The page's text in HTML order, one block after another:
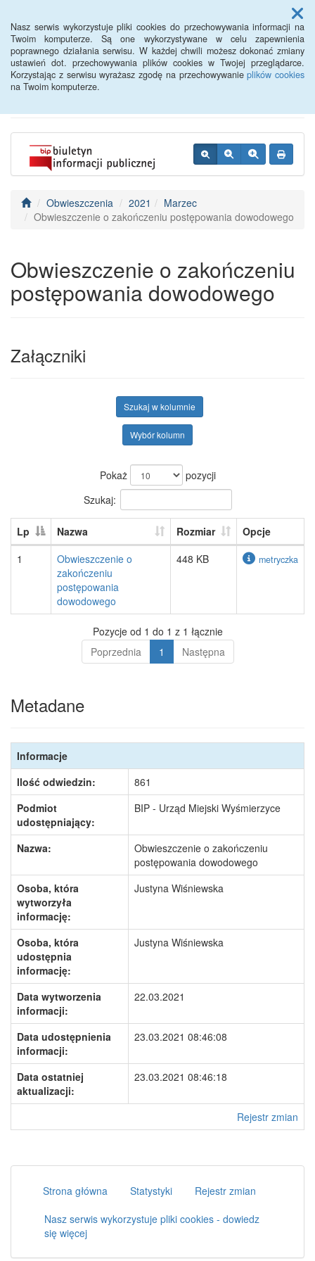
Nasz serwis wykorzystuje pliki cookies do przechowywania informacji na
Twoim komputerze. Są one wykorzystywane w celu zapewnienia
poprawnego działania serwisu. W każdej chwili możesz dokonać zmiany
ustawień dot. przechowywania plików cookies w Twojej przeglądarce.
Korzystając z serwisu wyrażasz zgodę na przechowywanieplików cookies
na Twoim komputerze.
Menu
BIP - Urząd Miejski
Wyśmierzyce
Obwieszczenia 2021
Marzec
Obwieszczenie o zakończeniu postępowania dowodowego
Obwieszczenie o zakończeniu
postępowania dowodowego
Załączniki
Szukaj w kolumnie
Wybór kolumn
Pokaż
pozycji
Szukaj:
Lp Nazwa Rozmiar
Opcje
1
Obwieszczenie o
zakończeniu
postępowania
dowodowego
448 KB metryczka
Pozycje od 1 do 1 z 1 łącznie
Poprzednia
1 Następna
Metadane
Informacje
Ilość odwiedzin:
861
Podmiot
udostępniający:
BIP - Urząd Miejski Wyśmierzyce
Nazwa:
Obwieszczenie o zakończeniu
postępowania dowodowego
Osoba, która
wytworzyła
informację:
Justyna Wiśniewska
Osoba, która
udostępnia
informację:
Justyna Wiśniewska
Data wytworzenia
informacji:
22.03.2021
Data udostępnienia
informacji:
23.03.2021 08:46:08
Data ostatniej
aktualizacji:
23.03.2021 08:46:18
Rejestr zmian
Strona główna Statystyki
Rejestr zmian
Nasz serwis wykorzystuje pliki cookies - dowiedz
się więcej